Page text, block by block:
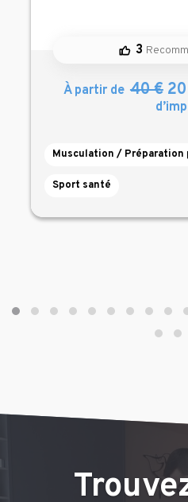
3
À partir de 40 €
Musculation / Préparation
Sport santé